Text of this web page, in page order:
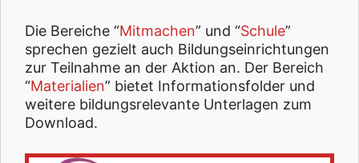
Die Bereiche “Mitmachen” und “Schule”
sprechen gezielt auch Bildungseinrichtungen
zur Teilnahme an der Aktion an. Der Bereich
“Materialien” bietet Informationsfolder und
weitere bildungsrelevante Unterlagen zum
Download.